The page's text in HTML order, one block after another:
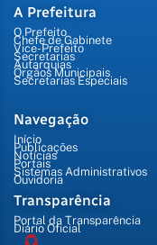
A Prefeitura
O Prefeito
Chefe de Gabinete
Vice-Prefeito
Secretarias
Autarquias
Órgãos Municipais
Secretarias Especiais
Navegação
Início
Publicações
Notícias
Portais
Sistemas Administrativos
Ouvidoria
Transparência
Portal da Transparência
Diário Oficial